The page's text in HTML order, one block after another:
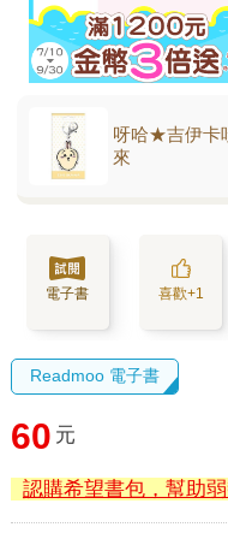
呀哈★吉伊卡
來
電子書 喜歡+1
Readmoo 電子書
60 元
認購希望書包，幫助